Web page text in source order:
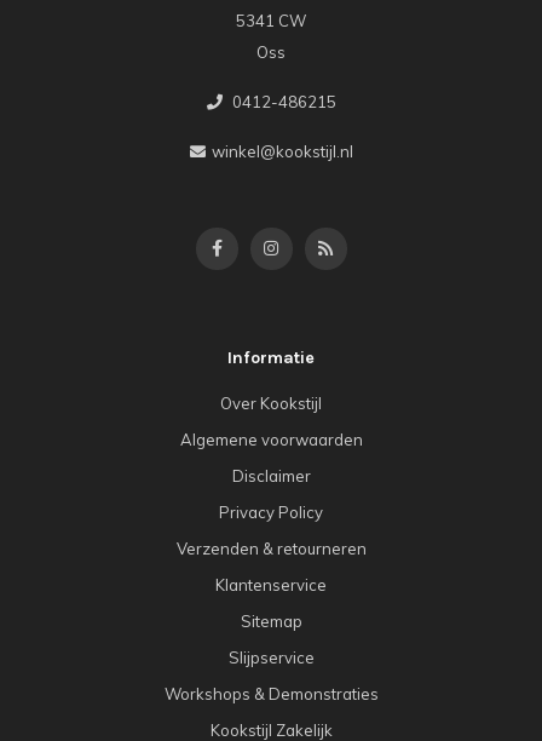
5341 CW
Oss
0412-486215
winkel@kookstijl.nl
Informatie
Over Kookstijl
Algemene voorwaarden
Disclaimer
Privacy Policy
Verzenden & retourneren
Klantenservice
Sitemap
Slijpservice
Workshops & Demonstraties
Kookstijl Zakelijk